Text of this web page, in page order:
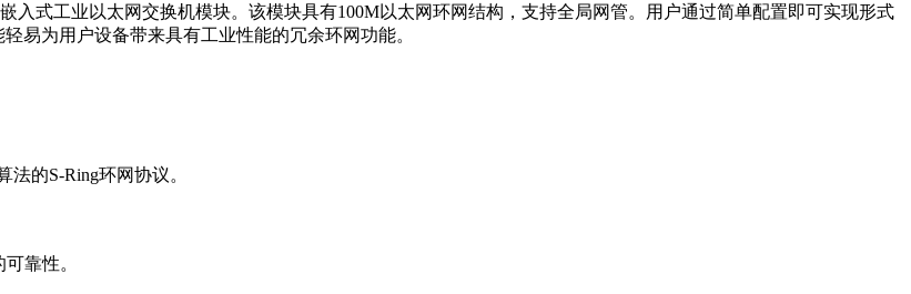
式工业以太网交换机模块。该模块具有100M以太网环网结构，支持全局网管。用户通过简单配置即可实现形式
易为用户设备带来具有工业性能的冗余环网功能。
的S-Ring环网协议。
靠性。